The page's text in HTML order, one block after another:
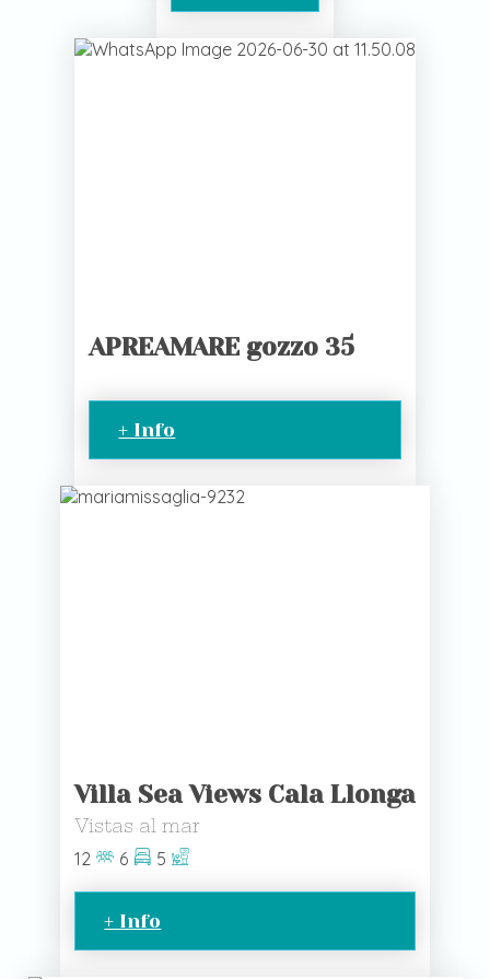
APREAMARE gozzo 35
+ Info
Villa Sea Views Cala Llonga
Vistas al mar
12
6 5
+ Info